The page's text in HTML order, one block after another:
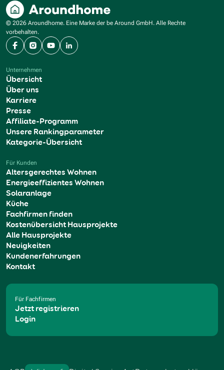
© 2026 Aroundhome. Eine Marke der be Around GmbH. Alle Rechte
vorbehalten.
FacebookInstagram
YouTubeLinkedIn
Unternehmen
Übersicht
Über uns
Karriere
Presse
Affiliate-Programm
Unsere Rankingparameter
Kategorie-Übersicht
Für Kunden
Altersgerechtes Wohnen
Energieeffizientes Wohnen
Solaranlage
Küche
Fachfirmen finden
Kostenübersicht Hausprojekte
Alle Hausprojekte
Neuigkeiten
Kundenerfahrungen
Kontakt
Für Fachfirmen
Jetzt registrieren
Login